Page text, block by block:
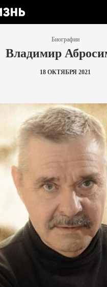
Биографии
Владимир
18 ОКТЯБРЯ 2021